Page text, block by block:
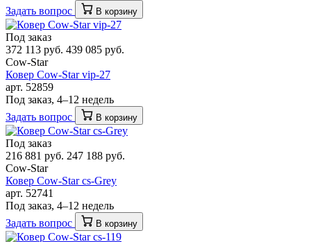
Задать вопрос
В корзину
Под заказ
372 113 руб. 439 085 руб.
Cow-Star
Ковер Cow-Star vip-27
арт. 52859
Под заказ, 4–12 недель
Задать вопрос
В корзину
Под заказ
216 881 руб. 247 188 руб.
Cow-Star
Ковер Cow-Star cs-Grey
арт. 52741
Под заказ, 4–12 недель
Задать вопрос
В корзину